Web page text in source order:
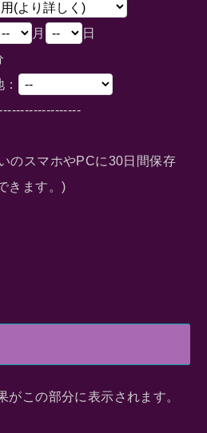
月
日
のスマホやPCに30日間保存
きます。)
がこの部分に表示されます。